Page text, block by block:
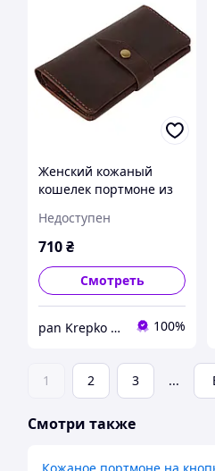
Женский кожаный
кошелек портмоне из
ручной работы
коричневый Promin на
Недоступен
710₴
Смотреть
pan Krepko » кожаные изделия ручной работы 100%
1 2 3 ...
Смотри также